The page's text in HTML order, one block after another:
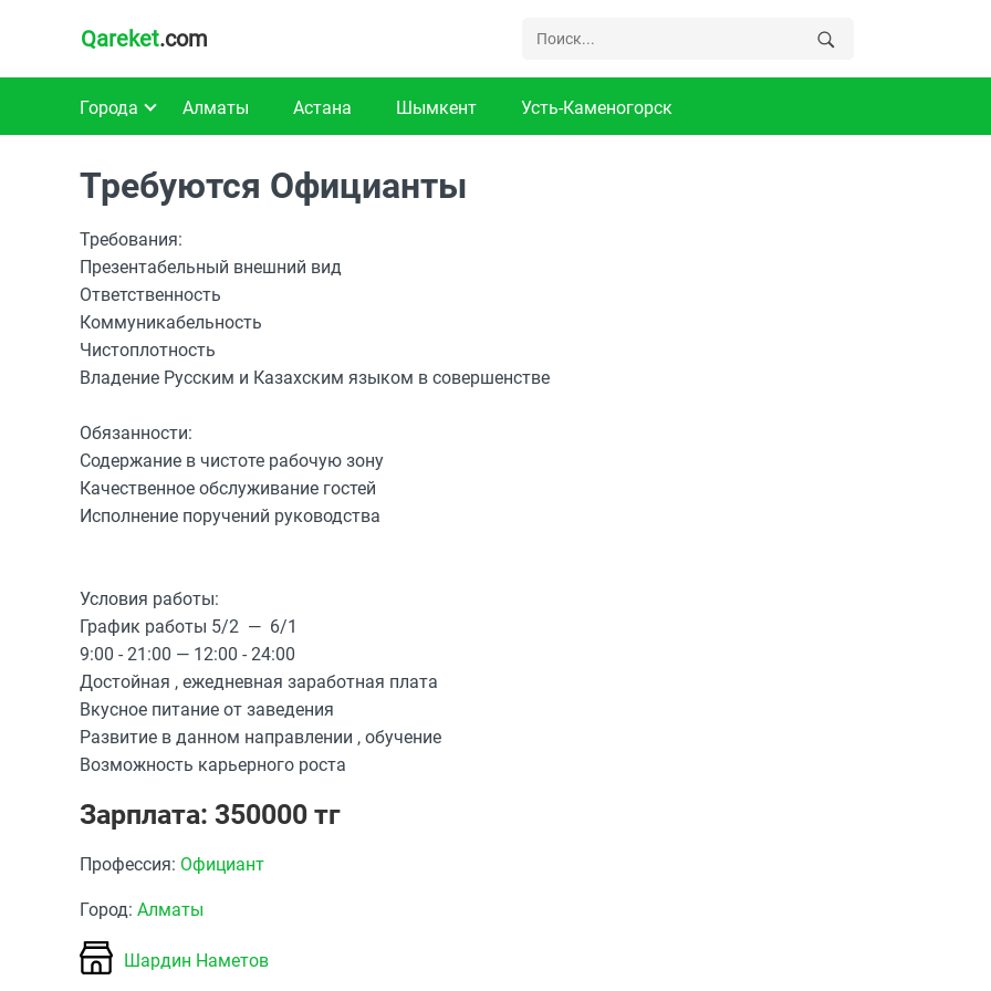
Qareket.com
Города Алматы Астана Шымкент Усть-Каменогорск
Требуются Официанты
Требования:
Презентабельный внешний вид
Ответственность
Коммуникабельность
Чистоплотность
Владение Русским и Казахским языком в совершенстве
Обязанности:
Содержание в чистоте рабочую зону
Качественное обслуживание гостей
Исполнение поручений руководства
Условия работы:
График работы 5/2 — 6/1
9:00 - 21:00 — 12:00 - 24:00
Достойная , ежедневная заработная плата
Вкусное питание от заведения
Развитие в данном направлении , обучение
Возможность карьерного роста
Зарплата: 350000 тг
Профессия: Официант
Город: Алматы
Шардин Наметов